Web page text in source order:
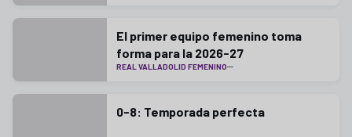
El primer equipo femenino toma
forma para la 2026-27
REAL VALLADOLID FEMENINO
0-8: Temporada perfecta